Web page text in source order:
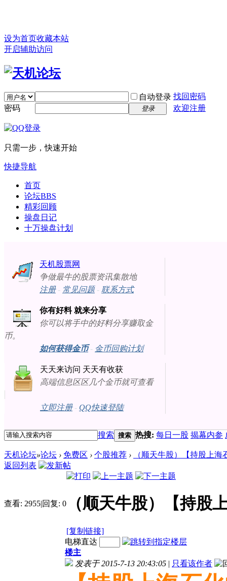
设为首页收藏本站
开启辅助访问
自动登录 找回密码
密码
登录 欢迎注册
只需一步，快速开始
快捷导航
首页
论坛BBS
精彩回顾
操盘日记
十万操盘计划
天机股票网
争做最牛的股票资讯集散地
注册- 常见问题- 联系方式
你有好料 就来分享
你可以将手中的好料分享赚取金
币。
如何获得金币- 金币回购计划
天天来访问 天天有收获
高端信息区区几个金币就可查看
立即注册- QQ快速登陆
搜索 搜索 热搜: 每日一股 揭幕内参
天机论坛»论坛 › 免费区 › 个股推荐 ›
（顺天牛股）【持股上
返回列表
查看: 2955|回复: 0 （顺天牛股）【持股
[复制链接]
电梯直达
楼主
发表于 2015-7-13 20:43:05 | 只看该作者